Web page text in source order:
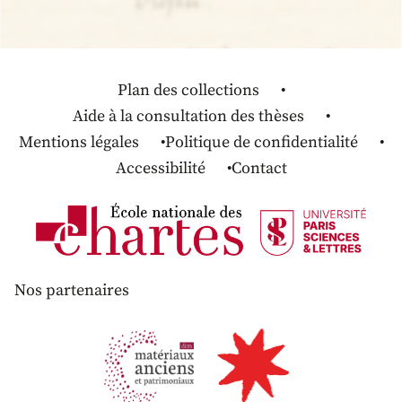
Plan des collections
Aide à la consultation des thèses
Mentions légales
Politique de confidentialité
Accessibilité
Contact
Nos partenaires